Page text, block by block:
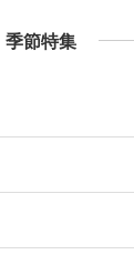
季節特集